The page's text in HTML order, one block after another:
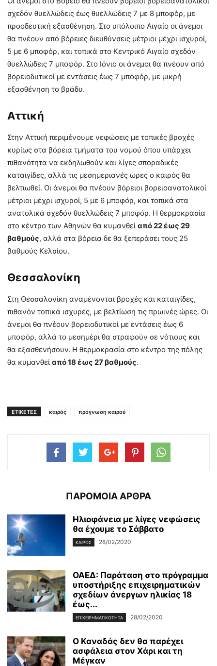
σχεδόν θυελλώδεις έως θυελλώδεις 7 με 8 μποφόρ, με
προοδευτική εξασθένηση. Στο υπόλοιπο Αιγαίο οι άνεμοι
θα πνέουν από βόρειες διευθύνσεις μέτριοι μέχρι ισχυροί,
5 με 6 μποφόρ, και τοπικά στο Κεντρικό Αιγαίο σχεδόν
θυελλώδεις 7 μποφόρ. Στο Ιόνιο οι άνεμοι θα πνέουν από
βορειοδυτικοί με εντάσεις έως 7 μποφόρ, με μικρή
εξασθένηση το βράδυ.
Αττική
Στην Αττική περιμένουμε νεφώσεις με τοπικές βροχές
κυρίως στα βόρεια τμήματα του νομού όπου υπάρχει
πιθανότητα να εκδηλωθούν και λίγες σποραδικές
καταιγίδες, αλλά τις μεσημεριανές ώρες ο καιρός θα
βελτιωθεί. Οι άνεμοι θα πνέουν βόρειοι βορειοανατολικοί
μέτριοι μέχρι ισχυροί, 5 με 6 μποφόρ, και τοπικά στα
ανατολικά σχεδόν θυελλώδεις 7 μποφόρ. Η θερμοκρασία
στο κέντρο των Αθηνών θα κυμανθεί από 22 έως 29
βαθμούς, αλλά στα βόρεια δε θα ξεπεράσει τους 25
βαθμούς Κελσίου.
Θεσσαλονίκη
Στη Θεσσαλονίκη αναμένονται βροχές και καταιγίδες,
πιθανόν τοπικά ισχυρές, με βελτίωση τις πρωινές ώρες. Οι
άνεμοι θα πνέουν βορειοδυτικοί με εντάσεις έως 6
μποφόρ, αλλά το μεσημέρι θα στραφούν σε νότιους και
θα εξασθενήσουν. Η θερμοκρασία στο κέντρο της πόλης
θα κυμανθεί από 18 έως 27 βαθμούς.
ΕΤΙΚΕΤΕΣ καιρός πρόγνωση καιρού
ΠΑΡΟΜΟΙΑ ΑΡΘΡΑ
Ηλιοφάνεια με λίγες νεφώσεις
θα έχουμε το Σάββατο
ΚΑΙΡΌΣ 28/02/2020
ΟΑΕΔ: Παράταση στο πρόγραμμα
υποστήριξης επιχειρηματικών
σχεδίων άνεργων ηλικίας 18
έως...
ΕΠΙΧΕΙΡΗΜΑΤΙΚΌΤΗΤΑ 28/02/2020
Ο Καναδάς δεν θα παρέχει
ασφάλεια στον Χάρι και τη
Μέγκαν